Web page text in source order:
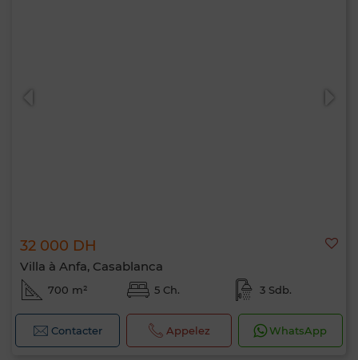
32 000 DH
Villa à Anfa, Casablanca
700 m² 5 Ch. 3 Sdb.
Contacter Appelez WhatsApp